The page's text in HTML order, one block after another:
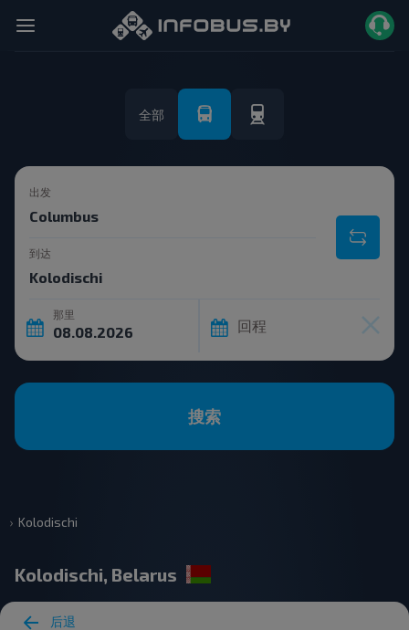
全部
出发
到达
那里
回程
搜索
Kolodischi
Kolodischi, Belarus
后退